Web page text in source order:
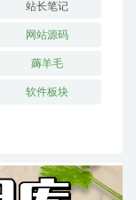
站长笔记
网站源码
薅羊毛
软件板块